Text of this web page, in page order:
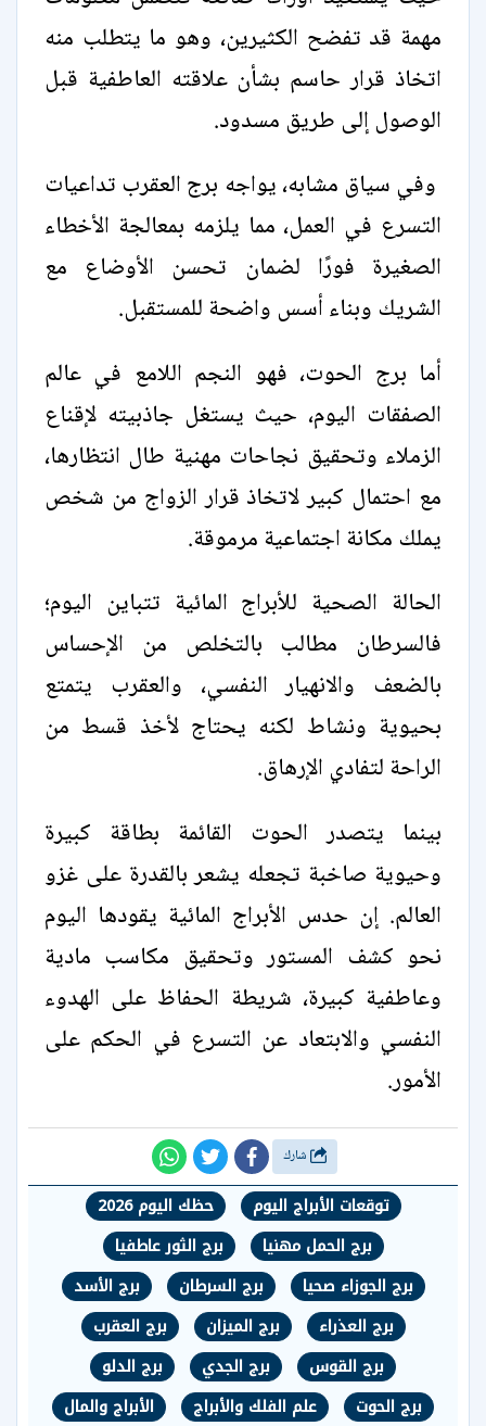
مهمة قد تفضح الكثيرين، وهو ما يتطلب منه
اتخاذ قرار حاسم بشأن علاقته العاطفية قبل
الوصول إلى طريق مسدود.
وفي سياق مشابه، يواجه برج العقرب تداعيات
التسرع في العمل، مما يلزمه بمعالجة الأخطاء
الصغيرة فورًا لضمان تحسن الأوضاع مع
الشريك وبناء أسس واضحة للمستقبل.
أما برج الحوت، فهو النجم اللامع في عالم
الصفقات اليوم، حيث يستغل جاذبيته لإقناع
الزملاء وتحقيق نجاحات مهنية طال انتظارها،
مع احتمال كبير لاتخاذ قرار الزواج من شخص
يملك مكانة اجتماعية مرموقة.
الحالة الصحية للأبراج المائية تتباين اليوم؛
فالسرطان مطالب بالتخلص من الإحساس
بالضعف والانهيار النفسي، والعقرب يتمتع
بحيوية ونشاط لكنه يحتاج لأخذ قسط من
الراحة لتفادي الإرهاق.
بينما يتصدر الحوت القائمة بطاقة كبيرة
وحيوية صاخبة تجعله يشعر بالقدرة على غزو
العالم. إن حدس الأبراج المائية يقودها اليوم
نحو كشف المستور وتحقيق مكاسب مادية
وعاطفية كبيرة، شريطة الحفاظ على الهدوء
النفسي والابتعاد عن التسرع في الحكم على
الأمور.
توقعات الأبراج اليوم
حظك اليوم 2026
برج الحمل مهنيا
برج الثور عاطفيا
برج الجوزاء صحيا
برج السرطان
برج الأسد
برج العذراء
برج الميزان
برج العقرب
برج القوس
برج الجدي
برج الدلو
برج الحوت
علم الفلك والأبراج
الأبراج والمال